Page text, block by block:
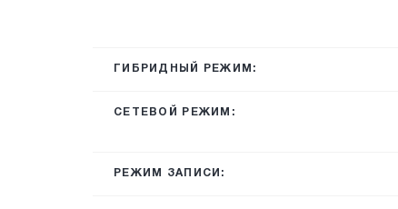
ГИБРИДНЫЙ РЕЖИМ:
СЕТЕВОЙ РЕЖИМ:
РЕЖИМ ЗАПИСИ: